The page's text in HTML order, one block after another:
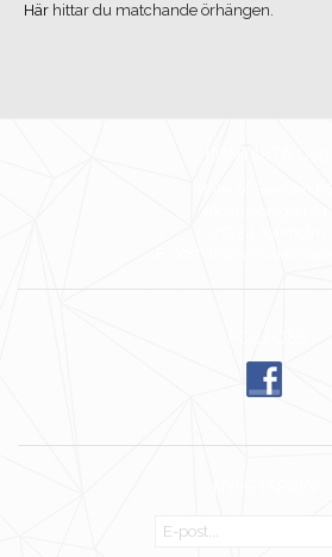
Här hittar du matchande örhängen.